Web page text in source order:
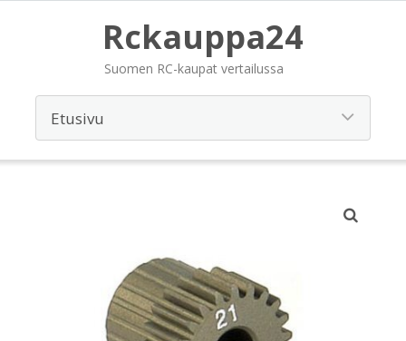
Rckauppa24
Suomen RC-kaupat vertailussa